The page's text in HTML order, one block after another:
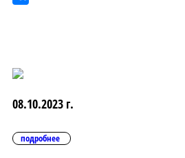
08.10.2023 г.
подробнее